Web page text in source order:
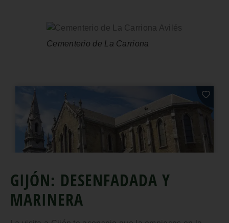
Cementerio de La Carriona
GIJÓN: DESENFADADA Y
MARINERA